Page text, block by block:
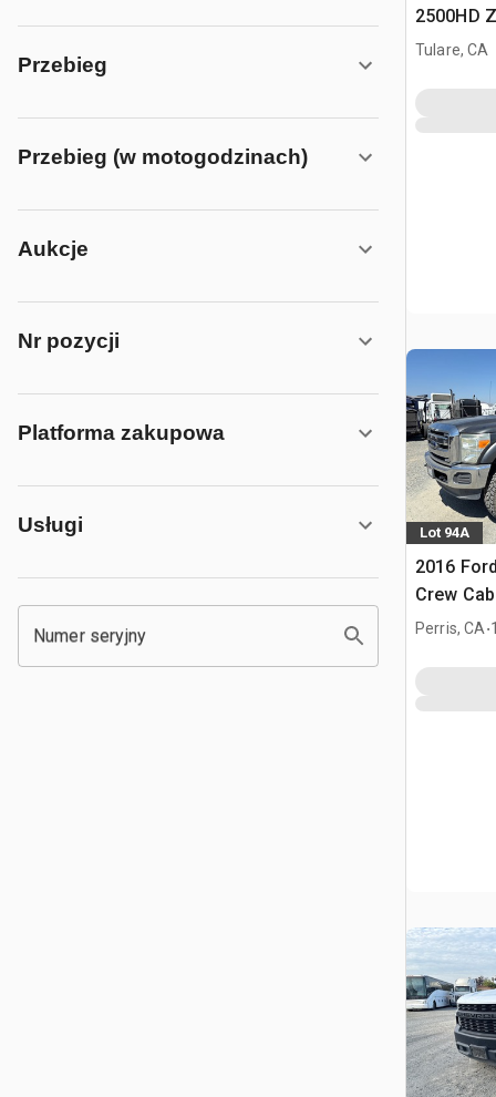
Przebieg
Przebieg (w motogodzinach)
Aukcje
Nr pozycji
Platforma zakupowa
Usługi
Numer seryjny
2500HD
Pickup
Tulare, CA
Lot 94A
2016
Crew
Perris, CA.